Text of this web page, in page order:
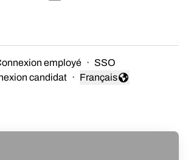
employé · SSO
candidat ·
Changer la langue
Français